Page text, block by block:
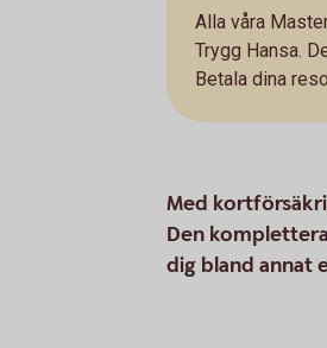
Alla våra
Trygg Hansa.
Betala dina
Med
Den
dig bland annat